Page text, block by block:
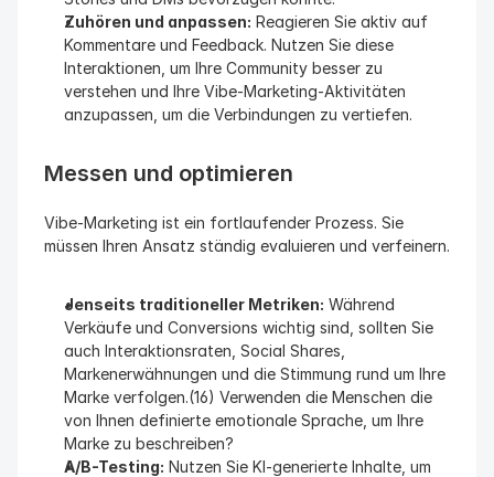
Zuhören und anpassen: Reagieren Sie aktiv auf
Kommentare und Feedback. Nutzen Sie diese
Interaktionen, um Ihre Community besser zu
verstehen und Ihre Vibe-Marketing-Aktivitäten
anzupassen, um die Verbindungen zu vertiefen.
Messen und optimieren
Vibe-Marketing ist ein fortlaufender Prozess. Sie
müssen Ihren Ansatz ständig evaluieren und verfeinern.
Jenseits traditioneller Metriken: Während
Verkäufe und Conversions wichtig sind, sollten Sie
auch Interaktionsraten, Social Shares,
Markenerwähnungen und die Stimmung rund um Ihre
Marke verfolgen.(16) Verwenden die Menschen die
von Ihnen definierte emotionale Sprache, um Ihre
Marke zu beschreiben?
A/B-Testing: Nutzen Sie KI-generierte Inhalte, um